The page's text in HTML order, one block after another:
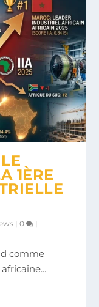
À MEDHUB
VERTE ET
MAD DE
PÉPITE,
HUB
1ÈRE
|0 |
comme